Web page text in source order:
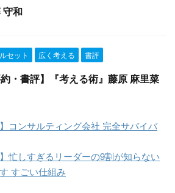
守和
セット 広く考える 書評
約・書評】『考える術』藤原 麻里菜
】コンサルティング会社 完全サバイバ
忙しすぎるリーダーの9割が知らない
すごい仕組み